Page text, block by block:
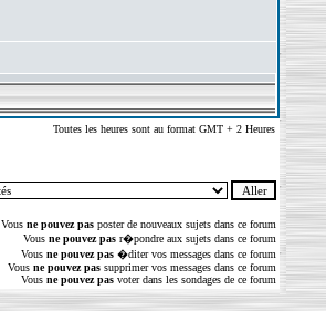
Toutes les heures sont au format GMT + 2 Heures
Vous ne pouvez pasposter de nouveaux sujets dans ce forum
Vous ne pouvez pasr�pondre aux sujets dans ce forum
Vous ne pouvez pas�diter vos messages dans ce forum
Vous ne pouvez passupprimer vos messages dans ce forum
Vous ne pouvez pasvoter dans les sondages de ce forum